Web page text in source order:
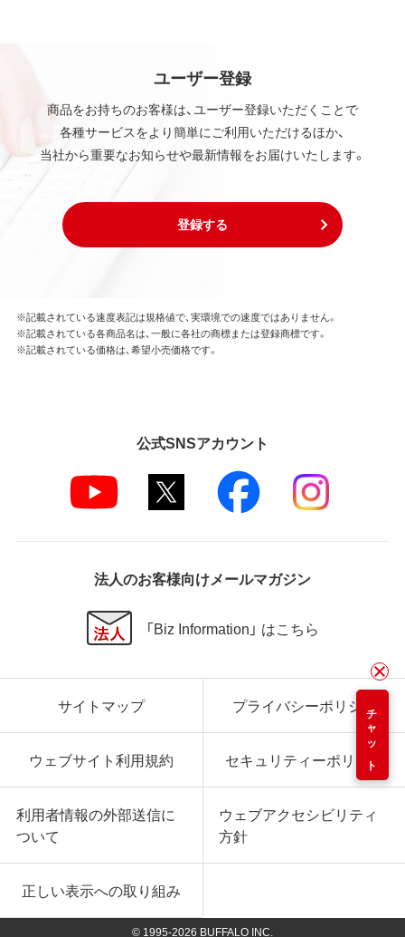
ユーザー登録
商品をお持ちのお客様は、ユーザー登録いただくことで
各種サービスをより簡単にご利用いただけるほか、
当社から重要なお知らせや最新情報をお届けいたします。
登録する
チャット
※記載されている速度表記は規格値で、実環境での速度ではありません。
※記載されている各商品名は、一般に各社の商標または登録商標です。
※記載されている価格は、希望小売価格です。
公式SNSアカウント
法人のお客様向けメールマガジン
「Biz Information」 はこちら
サイトマップ プライバシーポリシー
ウェブサイト利用規約 セキュリティーポリシー
利用者情報の外部送信に
ついて
ウェブアクセシビリティ
方針
正しい表示への取り組み
© 1995-2026 BUFFALO INC.